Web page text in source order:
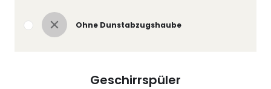
Ohne Dunstabzugshaube
Geschirrspüler